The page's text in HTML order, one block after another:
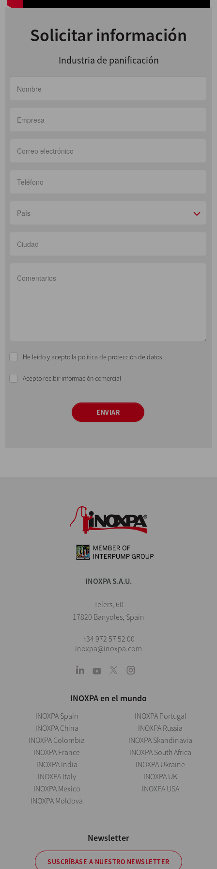
Solicitar información
Industria de panificación
País
He leído y acepto la política de protección de datos
Acepto recibir información comercial
ENVIAR
INOXPA S.A.U.
Telers, 60
17820 Banyoles, Spain
+34 972 57 52 00
inoxpa@inoxpa.com
INOXPA en el mundo
INOXPA Spain
INOXPA China
INOXPA Colombia
INOXPA France
INOXPA India
INOXPA Italy
INOXPA Mexico
INOXPA Moldova
INOXPA Portugal
INOXPA Russia
INOXPA Skandinavia
INOXPA South Africa
INOXPA Ukraine
INOXPA UK
INOXPA USA
Newsletter
SUSCRÍBASE A NUESTRO NEWSLETTER